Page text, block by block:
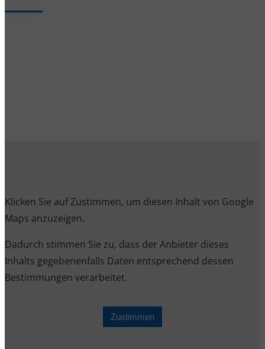
Klicken Sie auf Zustimmen, um diesen Inhalt von Google
Maps anzuzeigen.
Dadurch stimmen Sie zu, dass der Anbieter dieses
Inhalts gegebenenfalls Daten entsprechend dessen
Bestimmungen verarbeitet.
Zustimmen